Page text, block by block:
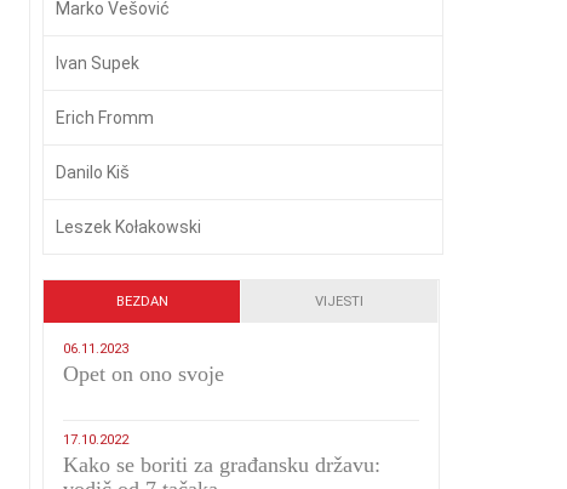
Marko Vešović
Ivan Supek
Erich Fromm
Danilo Kiš
Leszek Kołakowski
BEZDAN VIJESTI
06.11.2023
​Opet on ono svoje
17.10.2022
Kako se boriti za građansku državu: